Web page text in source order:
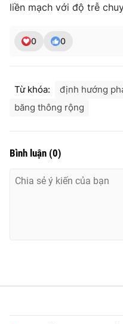
liền mạch với độ trễ
0 0
Từ khóa: định hướng
băng thông rộng
Bình luận (0)